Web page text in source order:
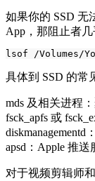
如果你的 SSD 无
App，那阻止者
具体到 SSD 的常
mds 及相关进程
fsck_apfs 或
diskmanagementd
apsd ：Apple 推
对于视频剪辑师